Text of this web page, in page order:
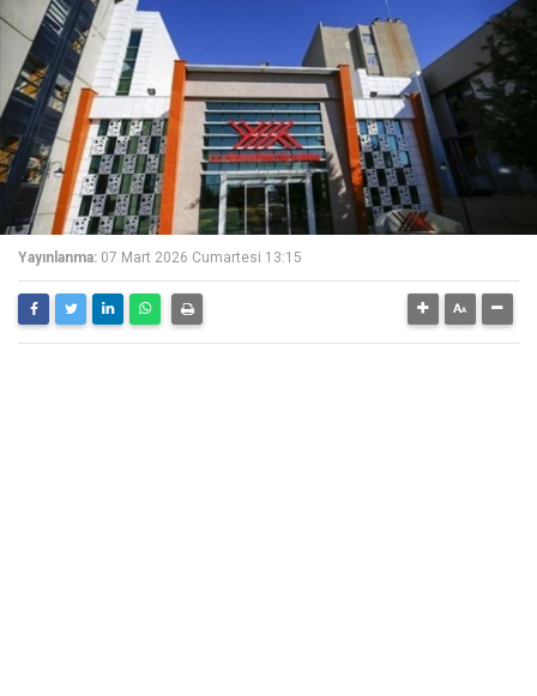
Yayınlanma: 07 Mart 2026 Cumartesi 13:15